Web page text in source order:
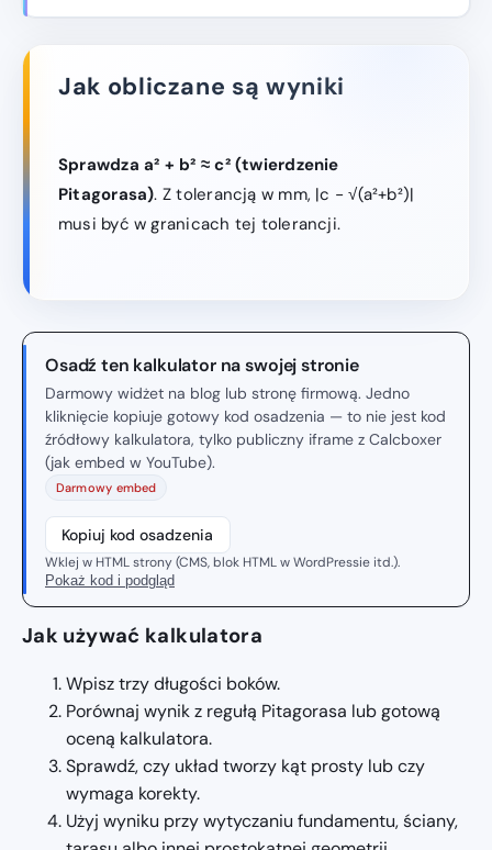
Jak obliczane są wyniki
Sprawdza a² + b² ≈ c² (twierdzenie
Pitagorasa). Z tolerancją w mm, |c − √(a²+b²)|
musi być w granicach tej tolerancji.
Osadź ten kalkulator na swojej stronie
Darmowy widżet na blog lub stronę firmową. Jedno
kliknięcie kopiuje gotowy kod osadzenia — to nie jest kod
źródłowy kalkulatora, tylko publiczny iframe z Calcboxer
(jak embed w YouTube).
Darmowy embed
Kopiuj kod osadzenia
Wklej w HTML strony (CMS, blok HTML w WordPressie itd.).
Pokaż kod i podgląd
Jak używać kalkulatora
Wpisz trzy długości boków.
Porównaj wynik z regułą Pitagorasa lub gotową
oceną kalkulatora.
Sprawdź, czy układ tworzy kąt prosty lub czy
wymaga korekty.
Użyj wyniku przy wytyczaniu fundamentu, ściany,